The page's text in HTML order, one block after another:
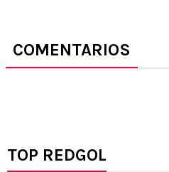
COMENTARIOS
TOP REDGOL